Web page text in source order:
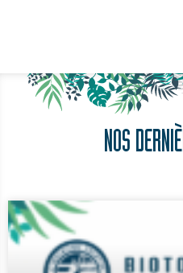
NOS